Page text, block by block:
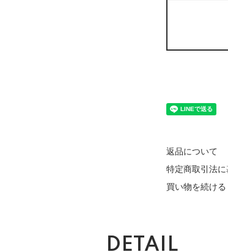
返品について
特定商取引法
買い物を続ける
DETAIL